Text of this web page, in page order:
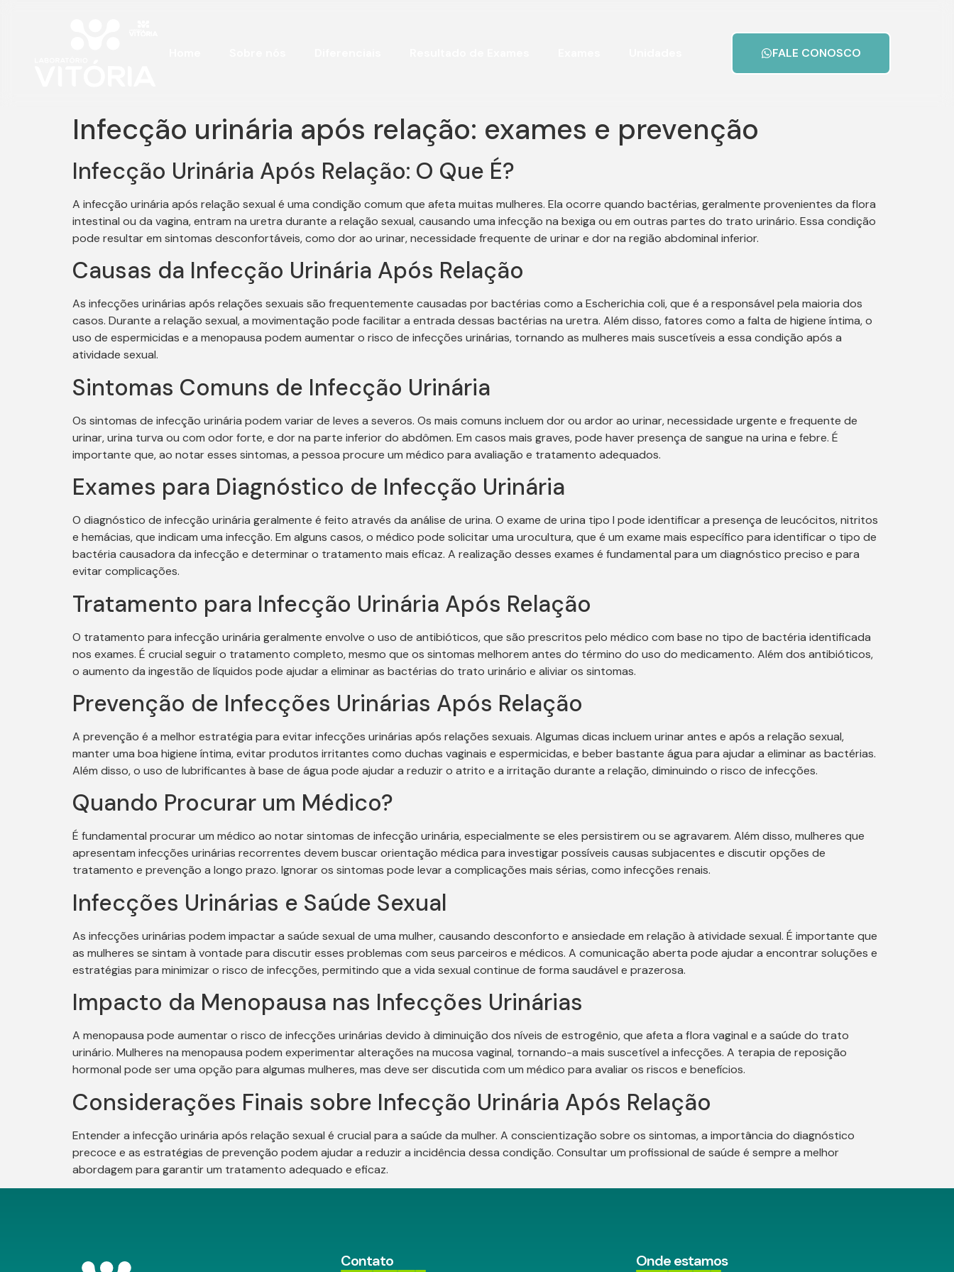
FALE CONOSCO
Infecção urinária após relação: exames e prevenção
Infecção Urinária Após Relação: O Que É?
A infecção urinária após relação sexual é uma condição comum que afeta muitas mulheres. Ela ocorre quando bactérias, geralmente provenientes da flora
intestinal ou da vagina, entram na uretra durante a relação sexual, causando uma infecção na bexiga ou em outras partes do trato urinário. Essa condição
pode resultar em sintomas desconfortáveis, como dor ao urinar, necessidade frequente de urinar e dor na região abdominal inferior.
Causas da Infecção Urinária Após Relação
As infecções urinárias após relações sexuais são frequentemente causadas por bactérias como a Escherichia coli, que é a responsável pela maioria dos
casos. Durante a relação sexual, a movimentação pode facilitar a entrada dessas bactérias na uretra. Além disso, fatores como a falta de higiene íntima, o
uso de espermicidas e a menopausa podem aumentar o risco de infecções urinárias, tornando as mulheres mais suscetíveis a essa condição após a
atividade sexual.
Sintomas Comuns de Infecção Urinária
Os sintomas de infecção urinária podem variar de leves a severos. Os mais comuns incluem dor ou ardor ao urinar, necessidade urgente e frequente de
urinar, urina turva ou com odor forte, e dor na parte inferior do abdômen. Em casos mais graves, pode haver presença de sangue na urina e febre. É
importante que, ao notar esses sintomas, a pessoa procure um médico para avaliação e tratamento adequados.
Exames para Diagnóstico de Infecção Urinária
O diagnóstico de infecção urinária geralmente é feito através da análise de urina. O exame de urina tipo I pode identificar a presença de leucócitos, nitritos
e hemácias, que indicam uma infecção. Em alguns casos, o médico pode solicitar uma urocultura, que é um exame mais específico para identificar o tipo de
bactéria causadora da infecção e determinar o tratamento mais eficaz. A realização desses exames é fundamental para um diagnóstico preciso e para
evitar complicações.
Tratamento para Infecção Urinária Após Relação
O tratamento para infecção urinária geralmente envolve o uso de antibióticos, que são prescritos pelo médico com base no tipo de bactéria identificada
nos exames. É crucial seguir o tratamento completo, mesmo que os sintomas melhorem antes do término do uso do medicamento. Além dos antibióticos,
o aumento da ingestão de líquidos pode ajudar a eliminar as bactérias do trato urinário e aliviar os sintomas.
Prevenção de Infecções Urinárias Após Relação
A prevenção é a melhor estratégia para evitar infecções urinárias após relações sexuais. Algumas dicas incluem urinar antes e após a relação sexual,
manter uma boa higiene íntima, evitar produtos irritantes como duchas vaginais e espermicidas, e beber bastante água para ajudar a eliminar as bactérias.
Além disso, o uso de lubrificantes à base de água pode ajudar a reduzir o atrito e a irritação durante a relação, diminuindo o risco de infecções.
Quando Procurar um Médico?
É fundamental procurar um médico ao notar sintomas de infecção urinária, especialmente se eles persistirem ou se agravarem. Além disso, mulheres que
apresentam infecções urinárias recorrentes devem buscar orientação médica para investigar possíveis causas subjacentes e discutir opções de
tratamento e prevenção a longo prazo. Ignorar os sintomas pode levar a complicações mais sérias, como infecções renais.
Infecções Urinárias e Saúde Sexual
As infecções urinárias podem impactar a saúde sexual de uma mulher, causando desconforto e ansiedade em relação à atividade sexual. É importante que
as mulheres se sintam à vontade para discutir esses problemas com seus parceiros e médicos. A comunicação aberta pode ajudar a encontrar soluções e
estratégias para minimizar o risco de infecções, permitindo que a vida sexual continue de forma saudável e prazerosa.
Impacto da Menopausa nas Infecções Urinárias
A menopausa pode aumentar o risco de infecções urinárias devido à diminuição dos níveis de estrogênio, que afeta a flora vaginal e a saúde do trato
urinário. Mulheres na menopausa podem experimentar alterações na mucosa vaginal, tornando-a mais suscetível a infecções. A terapia de reposição
hormonal pode ser uma opção para algumas mulheres, mas deve ser discutida com um médico para avaliar os riscos e benefícios.
Considerações Finais sobre Infecção Urinária Após Relação
Entender a infecção urinária após relação sexual é crucial para a saúde da mulher. A conscientização sobre os sintomas, a importância do diagnóstico
precoce e as estratégias de prevenção podem ajudar a reduzir a incidência dessa condição. Consultar um profissional de saúde é sempre a melhor
abordagem para garantir um tratamento adequado e eficaz.
Contato Onde estamos